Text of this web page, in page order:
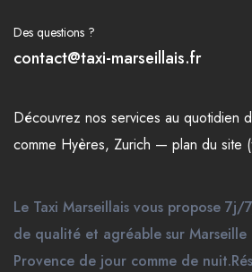
Des questions ?
contact@taxi-marseillais.fr
Découvrez nos services au quotidien
comme Hyères, Zurich — plan du site
Le Taxi Marseillais vous propose 7j/
de qualité et agréable sur
Provence de jour comme de